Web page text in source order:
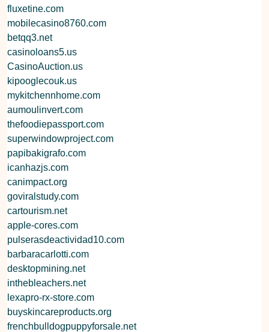
fluxetine.com
mobilecasino8760.com
betqq3.net
casinoloans5.us
CasinoAuction.us
kipooglecouk.us
mykitchennhome.com
aumoulinvert.com
thefoodiepassport.com
superwindowproject.com
papibakigrafo.com
icanhazjs.com
canimpact.org
goviralstudy.com
cartourism.net
apple-cores.com
pulserasdeactividad10.com
barbaracarlotti.com
desktopmining.net
inthebleachers.net
lexapro-rx-store.com
buyskincareproducts.org
frenchbulldogpuppyforsale.net